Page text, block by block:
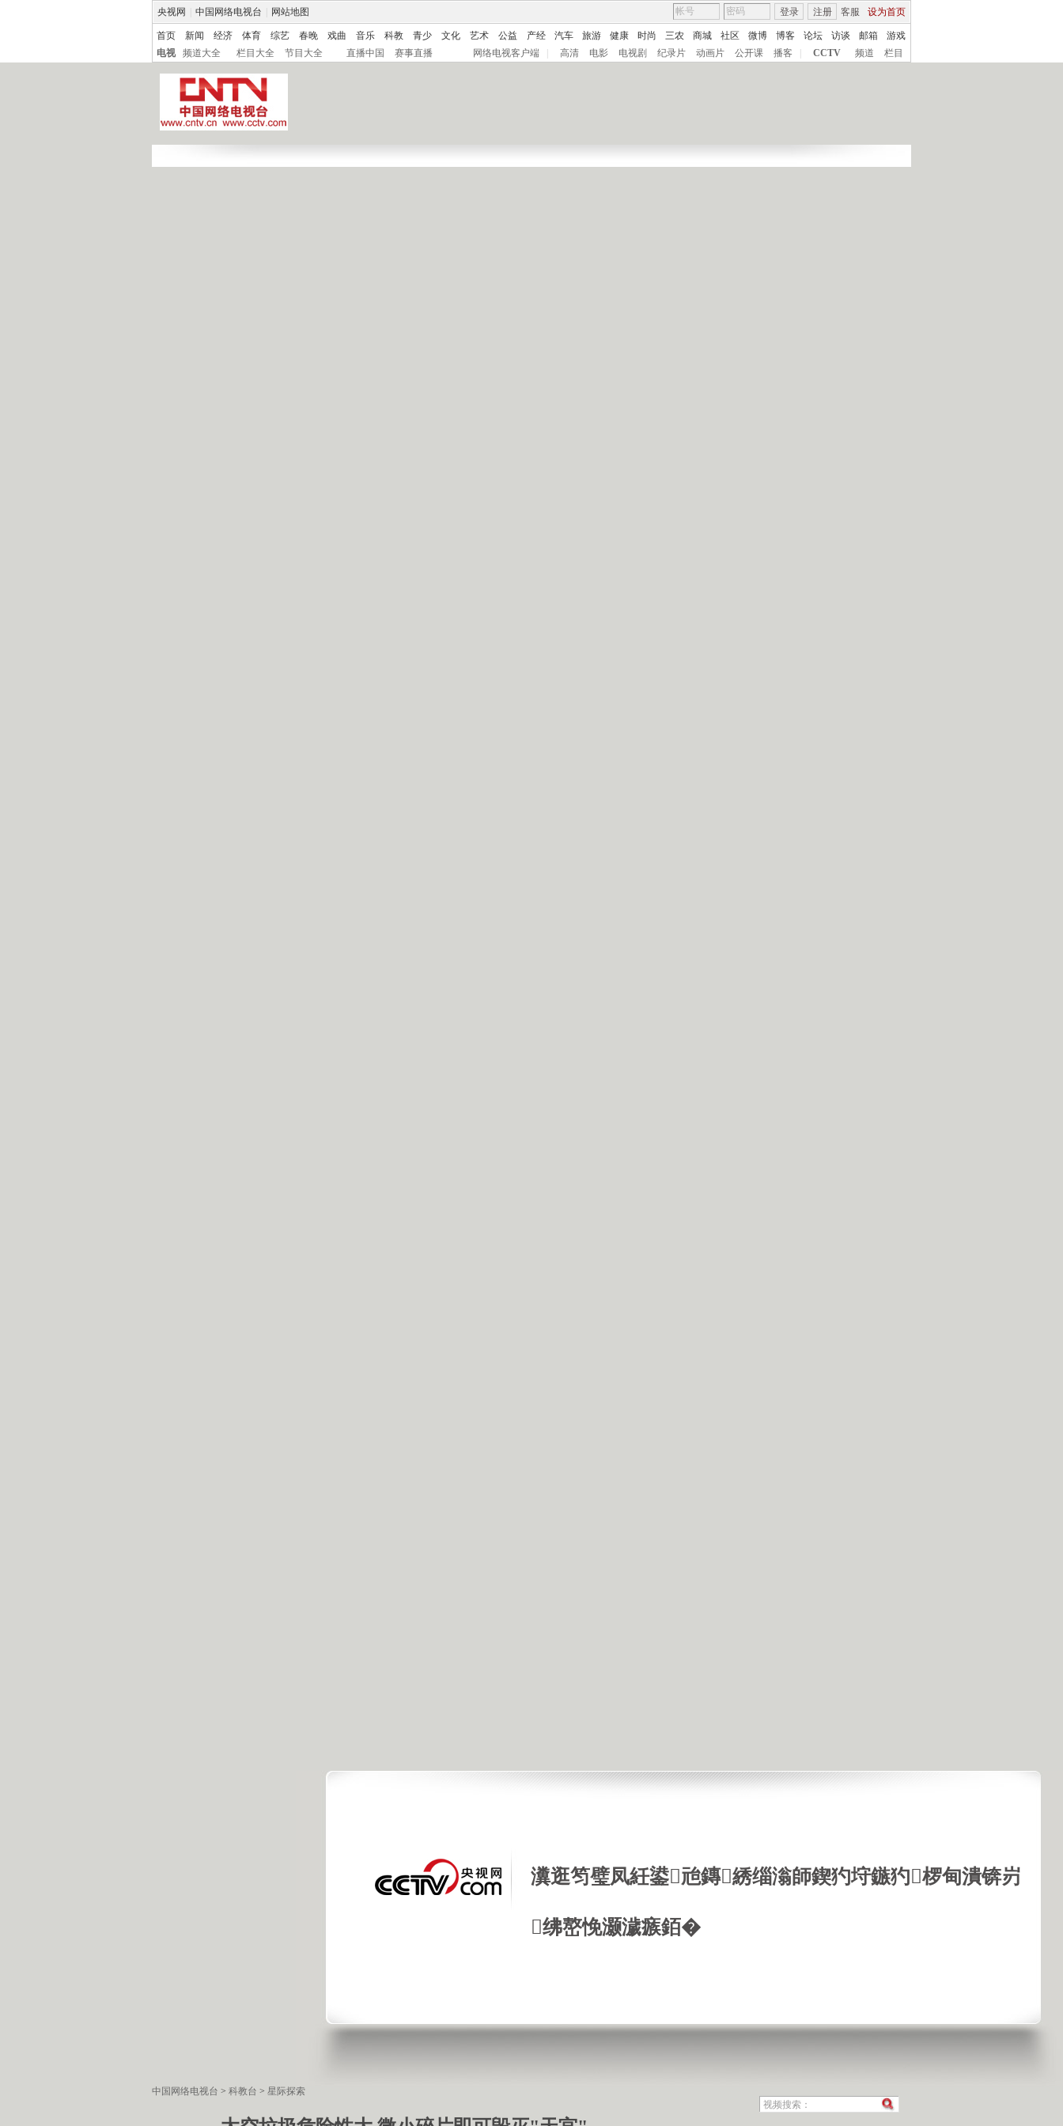
央视网 中国网络电视台 网站地图 客服 设为首页
登录 注册
首页 新闻 经济 体育 综艺 春晚 戏曲 音乐 科教 青少 文化 艺术 公益 产经 汽车 旅游 健康 时尚 三农 商城 社区 微博 博客 论坛 访谈 邮箱
游戏
电视
频道大全 栏目大全 节目大全 直播中国 赛事直播 网络电视客户端 高清 电影 电视剧 纪录片 动画片 公开课 播客 CCTV 频道 栏目
瀵逛笉璧凤紝鍙兘鏄綉缁滃師鍥犳垨鏃犳椤甸潰锛岃
绋嶅悗灏濊瘯銆�
中国网络电视台 > 科教台 > 星际探索